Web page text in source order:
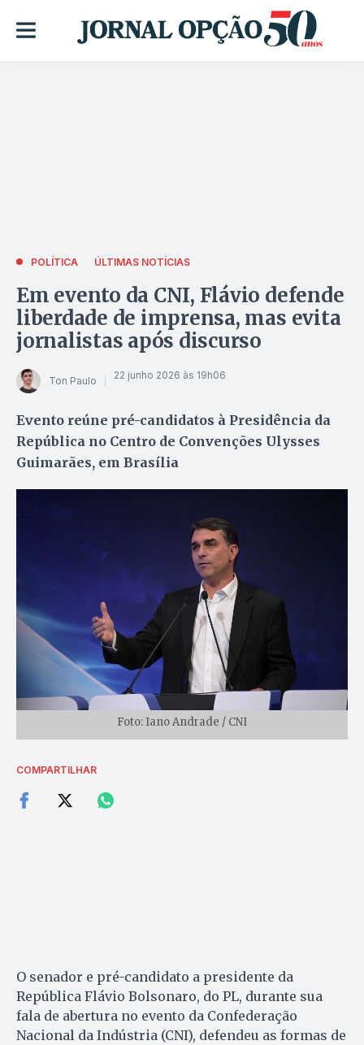
POLÍTICA ÚLTIMAS NOTÍCIAS
Em evento da CNI, Flávio defende
liberdade de imprensa, mas evita
jornalistas após discurso
Ton Paulo 22 junho 2026 às 19h06
Evento reúne pré-candidatos à Presidência da
República no Centro de Convenções Ulysses
Guimarães, em Brasília
Foto: Iano Andrade / CNI
COMPARTILHAR
O senador e pré-candidato a presidente da
República Flávio Bolsonaro, do PL, durante sua
fala de abertura no evento da Confederação
Nacional da Indústria (CNI), defendeu as formas de